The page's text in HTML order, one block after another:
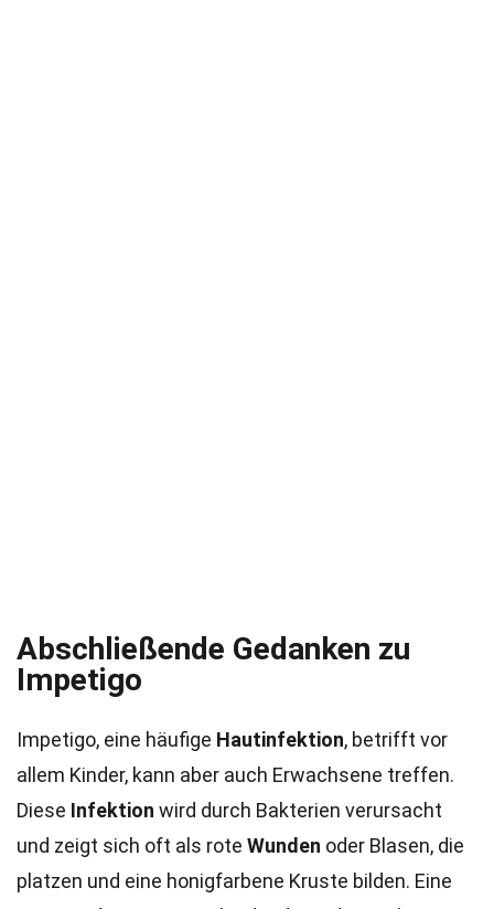
Abschließende Gedanken zu
Impetigo
Impetigo, eine häufige Hautinfektion, betrifft vor
allem Kinder, kann aber auch Erwachsene treffen.
Diese Infektion wird durch Bakterien verursacht
und zeigt sich oft als rote Wunden oder Blasen, die
platzen und eine honigfarbene Kruste bilden. Eine